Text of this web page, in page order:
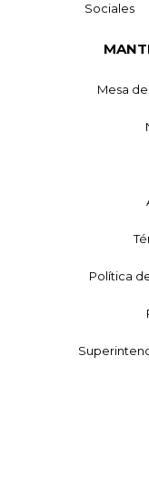
Sociales
Mesa
Política